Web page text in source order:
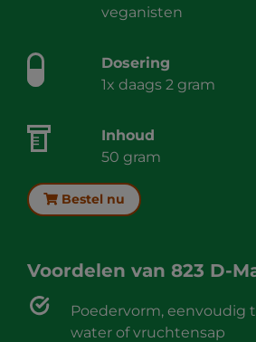
veganisten
Dosering
1x daags 2 gram
Inhoud
50 gram
Bestel nu
Voordelen van 823 D-
Poedervorm, eenvoudig
water of vruchtensap